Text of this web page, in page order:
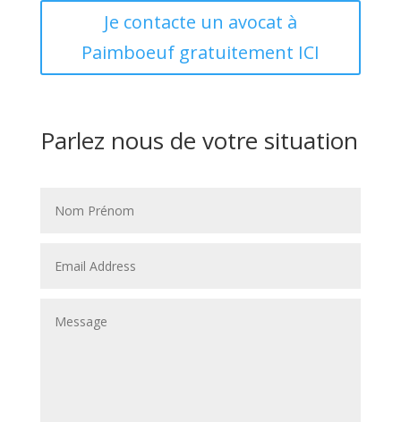
Je contacte un avocat à
Paimboeuf gratuitement ICI
Parlez nous de votre situation